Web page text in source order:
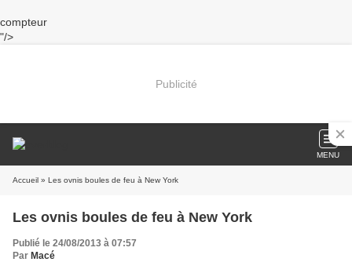
compteur
"/>
Publicité
MENU
Accueil » Les ovnis boules de feu à New York
Les ovnis boules de feu à New York
Publié le 24/08/2013 à 07:57
Par Macé